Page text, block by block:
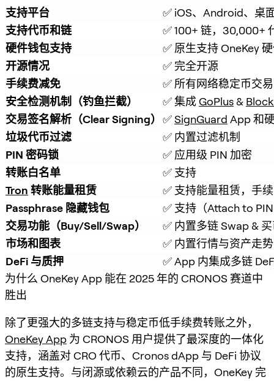
支持平台
✅ iOS、Android、桌
支持代币和链
✅ 100+ 链，30,000+
硬件钱包支持
✅ 原生支持 OneKey
开源情况
✅ 完全开源
手续费减免
✅ 所有网络稳定币交
安全检测机制（钓鱼拦截）
✅ 集成 GoPlus &
交易签名解析（Clear Signing） ✅ SignGuard App 和
垃圾代币过滤
✅ 内置过滤机制
PIN 密码锁
✅ 应用级 PIN 加密
转账白名单
✅ 支持
Tron 转账能量租赁
✅ 支持能量租赁，手
Passphrase 隐藏钱包
✅ 支持（Attach to
交易功能（Buy/Sell/Swap）
✅ 内置多链 Swap &
市场和图表
✅ 内置行情与资产走势
DeFi 与质押
✅ App 内集成多链
为什么 OneKey App 能在 2025 年的 CRONOS 赛道中
胜出
除了更强大的多链支持与稳定币低手续费转账之外，
OneKey App 为 CRONOS 用户提供了最深度的一体化
支持，涵盖对 CRO 代币、Cronos dApp 与 DeFi 协议
的原生支持。与闭源或依赖云的产品不同，OneKey 完